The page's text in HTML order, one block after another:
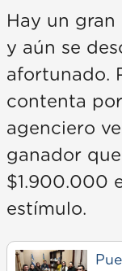
Hay un
y aún se
afortunado.
contenta
agenciero
ganador
$1.900.000
estímulo.